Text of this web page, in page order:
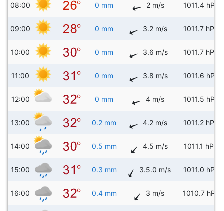
08:00 0 mm 2 m/s 1011.4 hPa
09:00 0 mm 3.2 m/s 1011.7 hPa
10:00 0 mm 3.6 m/s 1011.7 hPa
11:00 0 mm 3.8 m/s 1011.6 hPa
12:00 0 mm 4 m/s 1011.5 hPa
13:00 0.2 mm 4.2 m/s 1011.2 hPa
14:00 0.5 mm 4.5 m/s 1011.1 hPa
15:00 0.3 mm 3.5.0 m/s 1011.0 hPa
16:00 0.4 mm 3 m/s 1010.7 hPa